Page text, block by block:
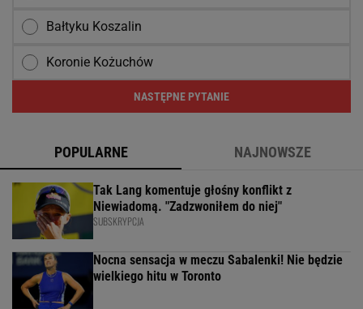
Bałtyku Koszalin
Koronie Kożuchów
NASTĘPNE PYTANIE
POPULARNE NAJNOWSZE
Tak Lang komentuje głośny konflikt z
Niewiadomą. "Zadzwoniłem do niej"
SUBSKRYPCJA
Nocna sensacja w meczu Sabalenki! Nie będzie
wielkiego hitu w Toronto